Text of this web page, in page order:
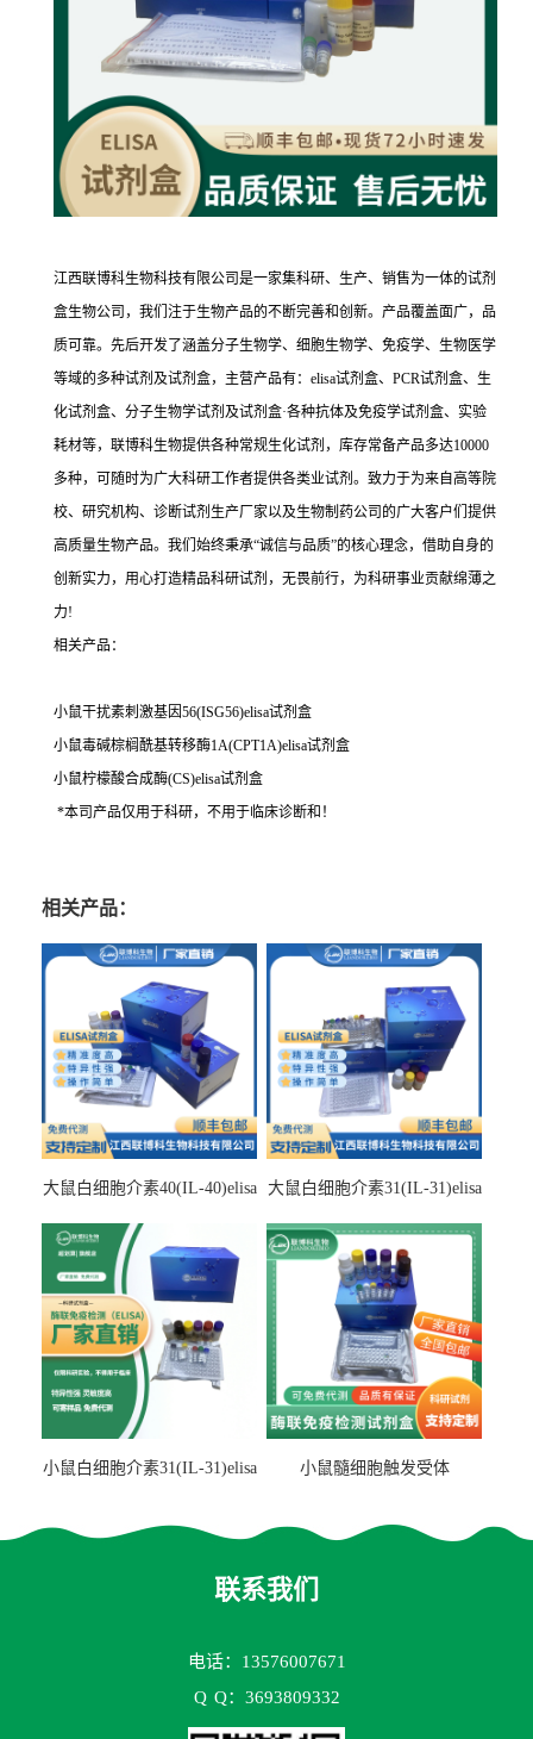
江西联博科生物科技有限公司是一家集科研、生产、销售为一体的试剂
盒生物公司，我们注于生物产品的不断完善和创新。产品覆盖面广，品
质可靠。先后开发了涵盖分子生物学、细胞生物学、免疫学、生物医学
等域的多种试剂及试剂盒，主营产品有：elisa试剂盒、PCR试剂盒、生
化试剂盒、分子生物学试剂及试剂盒·各种抗体及免疫学试剂盒、实验
耗材等，联博科生物提供各种常规生化试剂，库存常备产品多达10000
多种，可随时为广大科研工作者提供各类业试剂。致力于为来自高等院
校、研究机构、诊断试剂生产厂家以及生物制药公司的广大客户们提供
高质量生物产品。我们始终秉承“诚信与品质”的核心理念，借助自身的
创新实力，用心打造精品科研试剂，无畏前行，为科研事业贡献绵薄之
力!
相关产品：
小鼠干扰素刺激基因56(ISG56)elisa试剂盒
小鼠毒碱棕榈酰基转移酶1A(CPT1A)elisa试剂盒
小鼠柠檬酸合成酶(CS)elisa试剂盒
*本司产品仅用于科研，不用于临床诊断和！
相关产品：
大鼠白细胞介素40(IL-40)elisa
大鼠白细胞介素31(IL-31)elisa
小鼠白细胞介素31(IL-31)elisa
小鼠髓细胞触发受体
联系我们
电话：13576007671
Q Q：3693809332